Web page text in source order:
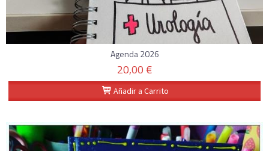
Agenda 2026
20,00 €
Añadir a Carrito